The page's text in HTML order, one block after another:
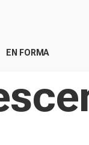
EN FORMA